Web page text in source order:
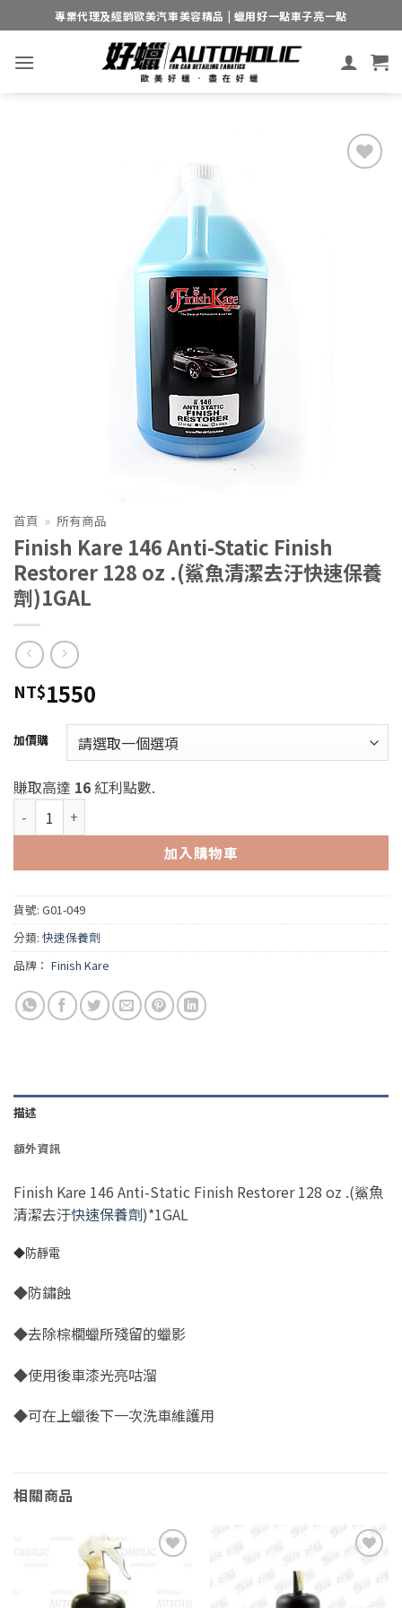
to
content
專業代理及經銷歐美汽車美容精品 | 蠟用好一點車子亮一點
首頁 » 所有商品
Finish Kare 146 Anti-Static Finish
Restorer 128 oz .(鯊魚清潔去汙快速保養
劑)1GAL
NT$1550
加價購
賺取高達 16紅利點數.
Finish Kare 146 Anti-Static Finish Restorer 128 oz .(鯊魚清潔去
加入購物車
貨號: G01-049
分類: 快速保養劑
品牌： Finish Kare
描述
額外資訊
Finish Kare 146 Anti-Static Finish Restorer 128 oz .(鯊魚
清潔去汙快速保養劑)*1GAL
◆防靜電
◆防鏽蝕
◆去除棕櫚蠟所殘留的蠟影
◆使用後車漆光亮咕溜
◆可在上蠟後下一次洗車維護用
相關商品